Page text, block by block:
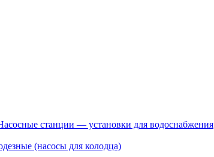
станции — установки для водоснабжения
(насосы для колодца)